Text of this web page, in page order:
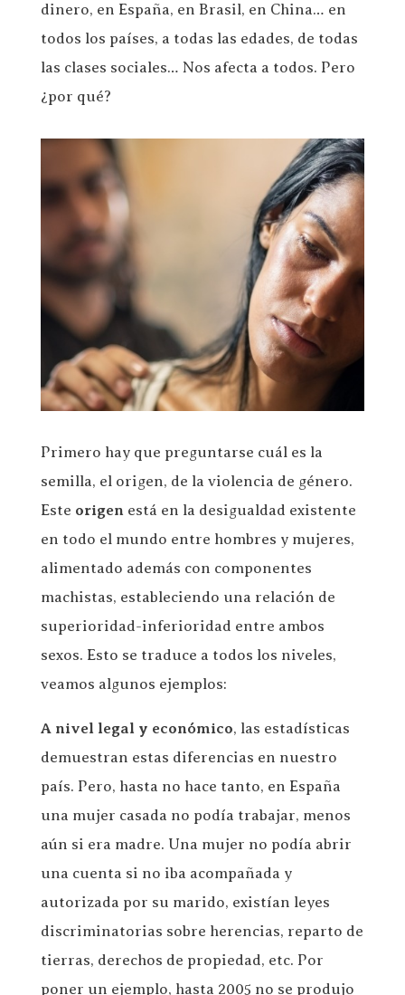
dinero, en España, en Brasil, en China… en
todos los países, a todas las edades, de todas
las clases sociales… Nos afecta a todos. Pero
¿por qué?
Primero hay que preguntarse cuál es la
semilla, el origen, de la violencia de género.
Este origenestá en la desigualdad existente
en todo el mundo entre hombres y mujeres,
alimentado además con componentes
machistas, estableciendo una relación de
superioridad-inferioridad entre ambos
sexos. Esto se traduce a todos los niveles,
veamos algunos ejemplos:
A nivel legal y económico, las estadísticas
demuestran estas diferencias en nuestro
país. Pero, hasta no hace tanto, en España
una mujer casada no podía trabajar, menos
aún si era madre. Una mujer no podía abrir
una cuenta si no iba acompañada y
autorizada por su marido, existían leyes
discriminatorias sobre herencias, reparto de
tierras, derechos de propiedad, etc. Por
poner un ejemplo, hasta 2005 no se produjo